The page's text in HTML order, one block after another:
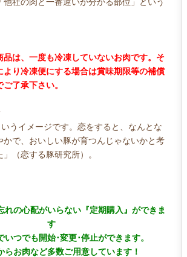
は、一度も冷凍していないお肉です。そ
より冷凍便にする場合は賞味期限等の補償
了承下さい。
いうイメージです。恋をすると、なんとな
かで、おいしい豚が育つんじゃないかと考
（恋する豚研究所）。
れの心配がいらない『定期購入』ができま
す
いつでも開始･変更･停止ができます。
らお肉など多数ご用意しています！